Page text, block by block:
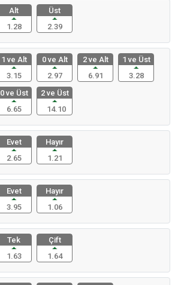
Alt
1.28
Üst
2.39
1 ve Alt
3.15
0 ve Alt
2.97
2 ve Alt
6.91
1 ve Üst
3.28
0 ve Üst
6.65
2 ve Üst
14.10
Evet
2.65
Hayır
1.21
Evet
3.95
Hayır
1.06
Tek
1.63
Çift
1.64